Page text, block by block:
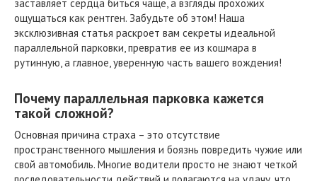
заставляет сердца биться чаще, а взгляды прохожих
ощущаться как рентген. Забудьте об этом! Наша
эксклюзивная статья раскроет вам секреты идеальной
параллельной парковки, превратив ее из кошмара в
рутинную, а главное, уверенную часть вашего вождения!
Почему параллельная парковка кажется
такой сложной?
Основная причина страха – это отсутствие
пространственного мышления и боязнь повредить чужие или
свой автомобиль. Многие водители просто не знают четкой